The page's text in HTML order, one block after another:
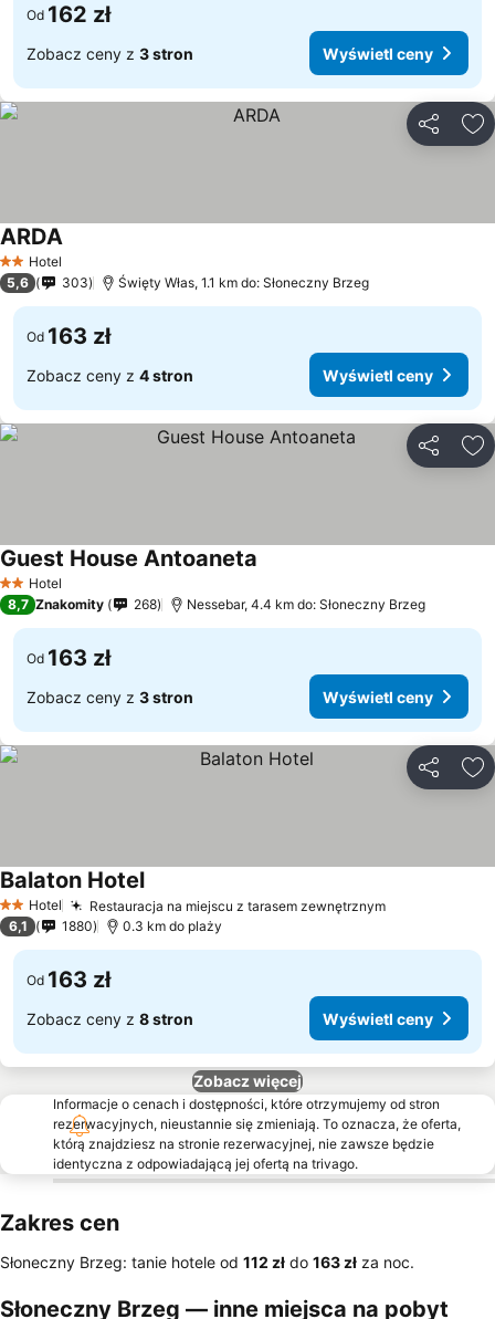
Od 162 zł
Zobacz ceny z 3 stron Wyświetl ceny
2 Kategoria
Hotel
ARDA
5,6 303 Święty Włas, 1.1 km do: Słoneczny Brzeg
Od 163 zł
Zobacz ceny z 4 stron Wyświetl ceny
2 Kategoria
Hotel
Guest House Antoaneta
8,7 Znakomity 268 Nessebar, 4.4 km do: Słoneczny Brzeg
Od 163 zł
Zobacz ceny z 3 stron Wyświetl ceny
2 Kategoria
Hotel Restauracja na miejscu z tarasem zewnętrznym
Balaton Hotel
6,1 1880 0.3 km do plaży
Od 163 zł
Zobacz ceny z 8 stron Wyświetl ceny
Zobacz więcej
Informacje o cenach i dostępności, które otrzymujemy od stron
rezerwacyjnych, nieustannie się zmieniają. To oznacza, że oferta,
którą znajdziesz na stronie rezerwacyjnej, nie zawsze będzie
identyczna z odpowiadającą jej ofertą na trivago.
Zakres cen
Słoneczny Brzeg: tanie hotele od ‎112 zł do ‎163 zł za noc.
Słoneczny Brzeg — inne miejsca na pobyt